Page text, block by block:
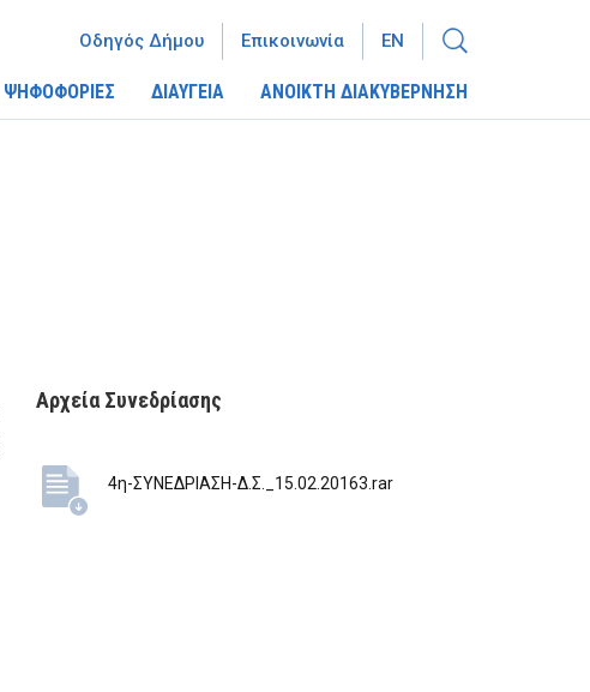
ΨΗΦΟΦΟΡΙΕΣ ΔΙΑΥΓΕΙΑ ΑΝΟΙΚΤΗ ΔΙΑΚΥΒΕΡΝΗΣΗ
Οδηγός Δήμου Επικοινωνία EN
Αρχεία Συνεδρίασης
4η-ΣΥΝΕΔΡΙΑΣΗ-Δ.Σ._15.02.20163.rar